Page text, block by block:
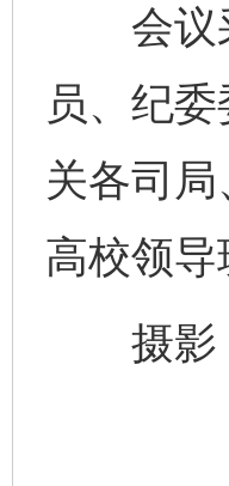
会议采
员、纪
关各司
高校领导
摄影 |
完善运行机制助
东山县通报“牛蛙产